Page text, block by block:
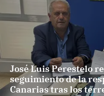
José Luis Perestelo
seguimiento de la
Canarias tras los